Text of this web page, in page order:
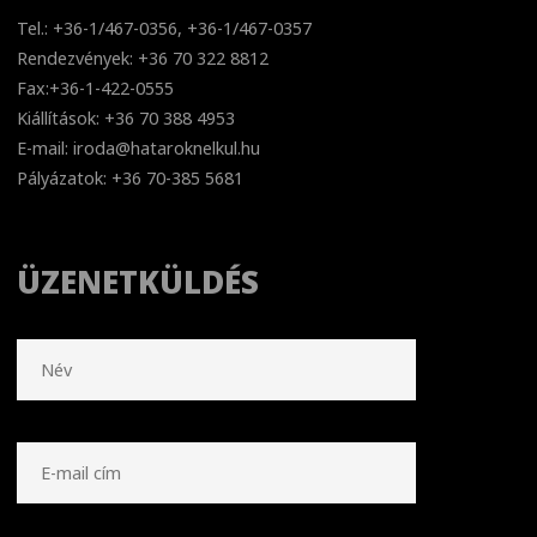
Tel.: +36-1/467-0356, +36-1/467-0357
Rendezvények: +36 70 322 8812
Fax:+36-1-422-0555
Kiállítások: +36 70 388 4953
E-mail: iroda@hataroknelkul.hu
Pályázatok: +36 70-385 5681
ÜZENETKÜLDÉS